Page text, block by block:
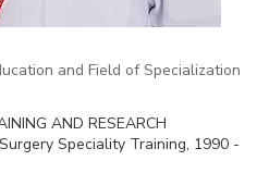
and Field of Specialization
AND RESEARCH
Speciality Training, 1990 -